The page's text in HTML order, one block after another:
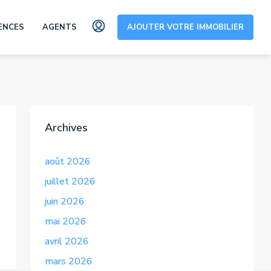
AGENTS AJOUTER VOTRE IMMOBILIER
Archives
août 2026
juillet 2026
juin 2026
mai 2026
avril 2026
mars 2026